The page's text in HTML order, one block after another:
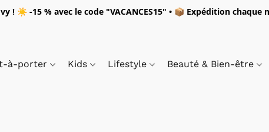
! ☀️ -15 % avec le code "VACANCES15" • 📦 Expédition chaque
à-porter Kids Lifestyle Beauté & Bien-être